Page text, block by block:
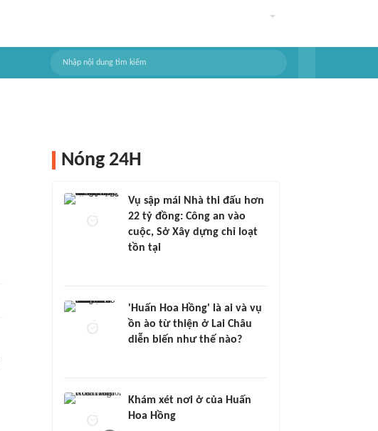
Nóng 24H
Vụ sập mái Nhà thi đấu hơn
22 tỷ đồng: Công an vào
cuộc, Sở Xây dựng chỉ loạt
tồn tại
'Huấn Hoa Hồng' là ai và vụ
ồn ào từ thiện ở Lai Châu
diễn biến như thế nào?
Khám xét nơi ở của Huấn
Hoa Hồng